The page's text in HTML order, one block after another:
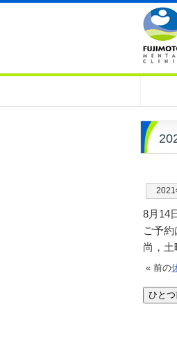
2021
8月14
ご予
尚，土
« 前の